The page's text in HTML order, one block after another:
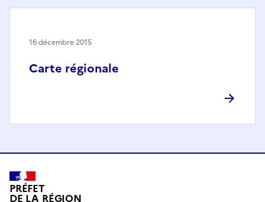
Carte régionale
16 décembre 2015
PRÉFET
DE LA RÉGION